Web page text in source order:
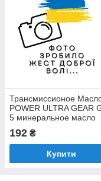
Трансмиссионое
POWER ULTRA GEAR
5 минеральное масло
192 ₴
Купити